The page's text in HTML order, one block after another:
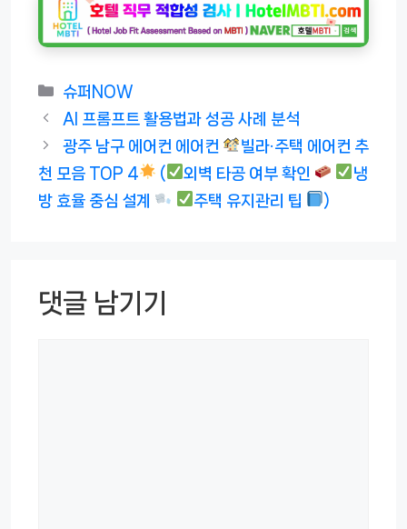
카
테
리
슈퍼NOW
AI 프롬프트 활용법과 성공 사례 분석
광주 남구 에어컨 에어컨
빌라·주택 에어컨 추
천 모음 TOP 4
( 외벽 타공 여부 확인
냉
방 효율 중심 설계
주택 유지관리 팁 )
댓글 남기기